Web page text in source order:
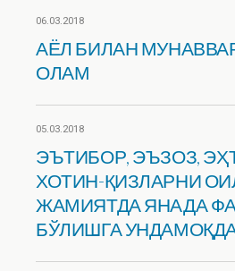
06.03.2018
АЁЛ БИЛАН
ОЛАМ
05.03.2018
ЭЪТИБОР, ЭЪЗОЗ,
ХОТИН-ҚИЗЛАРНИ
ЖАМИЯТДА ЯНАДА
БЎЛИШГА